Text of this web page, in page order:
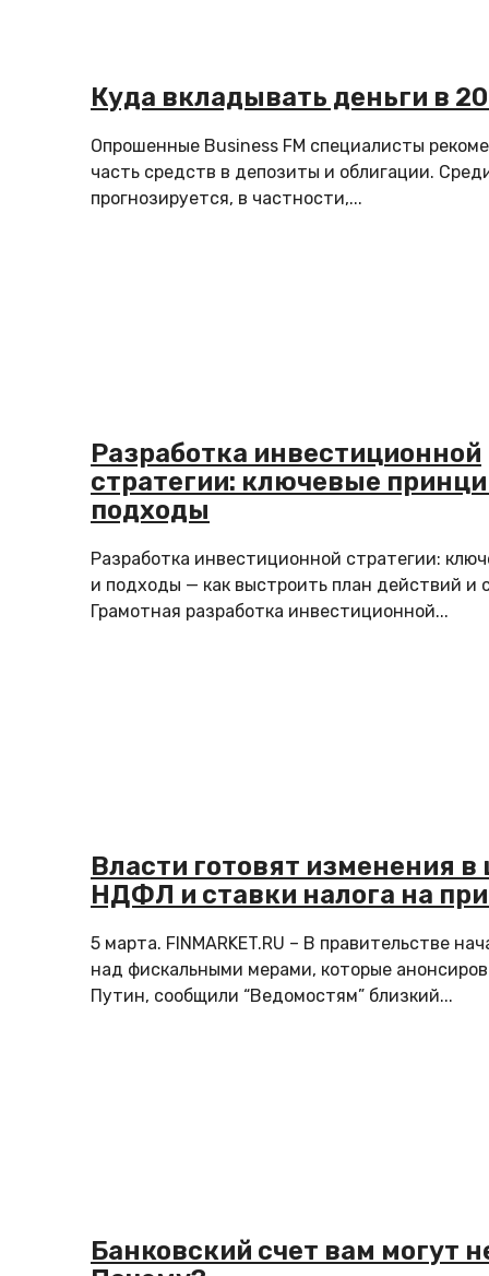
Куда вкладывать деньги в
Опрошенные Business FM специалисты
часть средств в депозиты и облигации.
прогнозируется, в частности,...
Разработка инвестиционной
стратегии: ключевые
подходы
Разработка инвестиционной стратегии:
и подходы — как выстроить план действий и
Грамотная разработка инвестиционной...
Власти готовят изменения в
НДФЛ и ставки налога на
5 марта. FINMARKET.RU – В правительстве
над фискальными мерами, которые
Путин, сообщили “Вeдомостям” близкий...
Банковский счет вам могут